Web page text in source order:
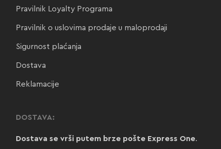
Pravilnik Loyalty Programa
Pravilnik o uslovima prodaje u maloprodaji
Sigurnost plaćanja
Dostava
Reklamacije
DOSTAVA:
Dostava se vrši putem brze pošte Express One.